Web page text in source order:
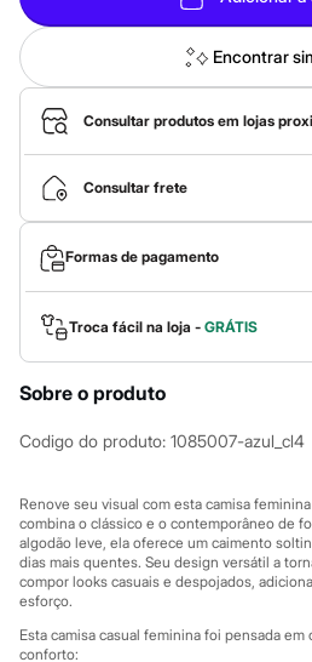
Roupas
Blusas e Camisetas
Básicos
Calças
Casacos e Jaquetas
Jeans
Macacões
Saias
Shorts e Bermudas
Vestidos
Acessórios
Bolsas
Bonés e Chapéus
Bijoux
Cintos
Óculos
Calçados
Chinelos
Sapatilhas
Tênis
Marcas
City
Clock House
Mindset
Sawary
Encontrar
Consultar produtos em lojas
Consultar frete
Formas de pagamento
Troca fácil na loja - GRÁTIS
Sobre o produto
Codigo do produto: 1085007-azul_cl4
Renove seu visual com esta camisa
combina o clássico e o contemporâneo de
algodão leve, ela oferece um caimento
dias mais quentes. Seu design versátil a
compor looks casuais e despojados,
esforço.
Esta camisa casual feminina foi pensada em
conforto: